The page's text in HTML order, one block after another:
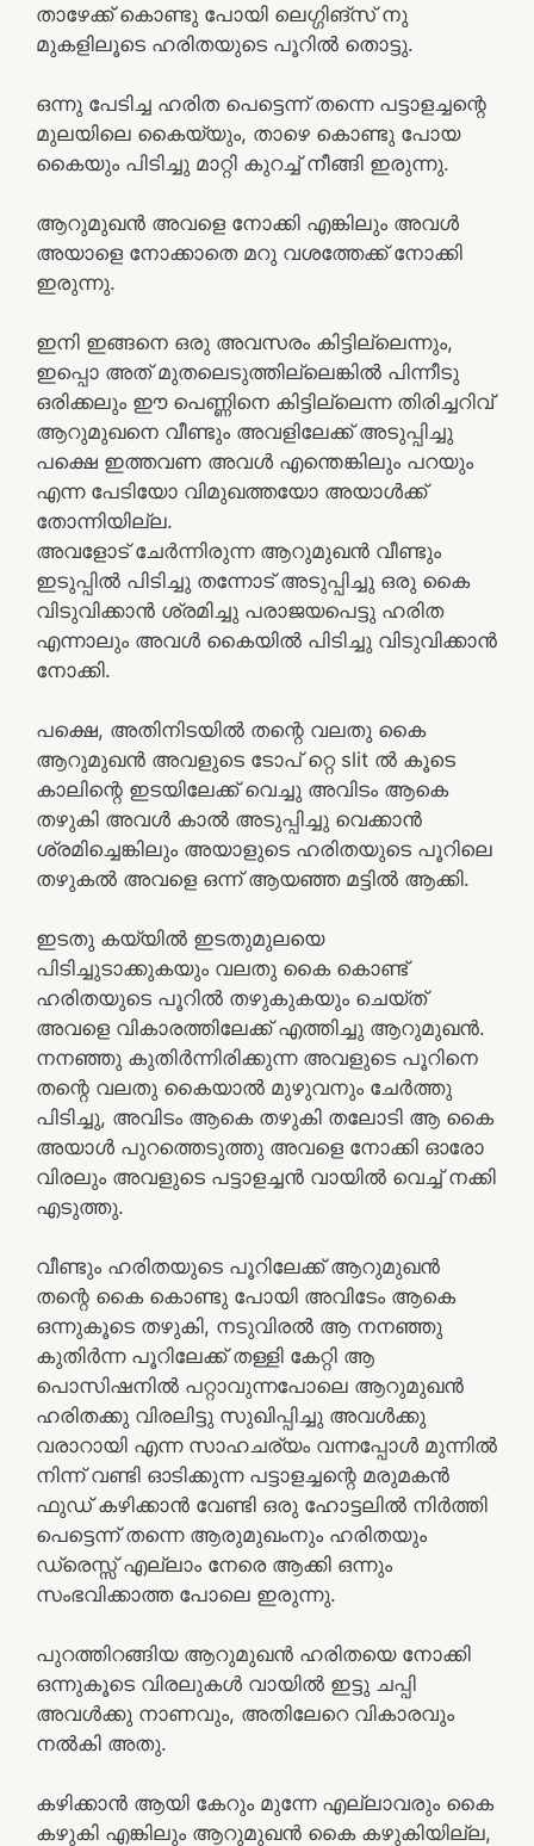
താഴേക്ക് കൊണ്ടു പോയി ലെഗ്ഗിങ്സ് നു
മുകളിലൂടെ ഹരിതയുടെ പൂറിൽ തൊട്ടു.
ഒന്നു പേടിച്ച ഹരിത പെട്ടെന്ന് തന്നെ പട്ടാളച്ചന്റെ
മുലയിലെ കൈയ്യും, താഴെ കൊണ്ടു പോയ
കൈയും പിടിച്ചു മാറ്റി കുറച്ച് നീങ്ങി ഇരുന്നു.
ആറുമുഖൻ അവളെ നോക്കി എങ്കിലും അവൾ
അയാളെ നോക്കാതെ മറു വശത്തേക്ക് നോക്കി
ഇരുന്നു.
ഇനി ഇങ്ങനെ ഒരു അവസരം കിട്ടില്ലെന്നും,
ഇപ്പൊ അത് മുതലെടുത്തില്ലെങ്കിൽ പിന്നീടു
ഒരിക്കലും ഈ പെണ്ണിനെ കിട്ടില്ലെന്ന തിരിച്ചറിവ്
ആറുമുഖനെ വീണ്ടും അവളിലേക്ക് അടുപ്പിച്ചു
പക്ഷെ ഇത്തവണ അവൾ എന്തെങ്കിലും പറയും
എന്ന പേടിയോ വിമുഖത്തയോ അയാൾക്ക്‌
തോന്നിയില്ല.
അവളോട് ചേർന്നിരുന്ന ആറുമുഖൻ വീണ്ടും
ഇടുപ്പിൽ പിടിച്ചു തന്നോട് അടുപ്പിച്ചു ഒരു കൈ
വിടുവിക്കാൻ ശ്രമിച്ചു പരാജയപെട്ടു ഹരിത
എന്നാലും അവൾ കൈയിൽ പിടിച്ചു വിടുവിക്കാൻ
നോക്കി.
പക്ഷെ, അതിനിടയിൽ തന്റെ വലതു കൈ
ആറുമുഖൻ അവളുടെ ടോപ് റ്റെ slit ൽ കൂടെ
കാലിന്റെ ഇടയിലേക്ക് വെച്ചു അവിടം ആകെ
തഴുകി അവൾ കാൽ അടുപ്പിച്ചു വെക്കാൻ
ശ്രമിച്ചെങ്കിലും അയാളുടെ ഹരിതയുടെ പൂറിലെ
തഴുകൽ അവളെ ഒന്ന് ആയഞ്ഞ മട്ടിൽ ആക്കി.
ഇടതു കയ്യിൽ ഇടതുമുലയെ
പിടിച്ചുടാക്കുകയും വലതു കൈ കൊണ്ട്
ഹരിതയുടെ പൂറിൽ തഴുകുകയും ചെയ്ത്
അവളെ വികാരത്തിലേക്ക് എത്തിച്ചു ആറുമുഖൻ.
നനഞ്ഞു കുതിർന്നിരിക്കുന്ന അവളുടെ പൂറിനെ
തന്റെ വലതു കൈയാൽ മുഴുവനും ചേർത്തു
പിടിച്ചു, അവിടം ആകെ തഴുകി തലോടി ആ കൈ
അയാൾ പുറത്തെടുത്തു അവളെ നോക്കി ഓരോ
വിരലും അവളുടെ പട്ടാളച്ചൻ വായിൽ വെച്ച് നക്കി
എടുത്തു.
വീണ്ടും ഹരിതയുടെ പൂറിലേക്ക് ആറുമുഖൻ
തന്റെ കൈ കൊണ്ടു പോയി അവിടേം ആകെ
ഒന്നുകൂടെ തഴുകി, നടുവിരൽ ആ നനഞ്ഞു
കുതിർന്ന പൂറിലേക്ക് തള്ളി കേറ്റി ആ
പൊസിഷനിൽ പറ്റാവുന്നപോലെ ആറുമുഖൻ
ഹരിതക്കു വിരലിട്ടു സുഖിപ്പിച്ചു അവൾക്കു
വരാറായി എന്ന സാഹചര്യം വന്നപ്പോൾ മുന്നിൽ
നിന്ന് വണ്ടി ഓടിക്കുന്ന പട്ടാളച്ചന്റെ മരുമകൻ
ഫുഡ്‌ കഴിക്കാൻ വേണ്ടി ഒരു ഹോട്ടലിൽ നിർത്തി
പെട്ടെന്ന് തന്നെ ആരുമുഖംനും ഹരിതയും
ഡ്രെസ്സ് എല്ലാം നേരെ ആക്കി ഒന്നും
സംഭവിക്കാത്ത പോലെ ഇരുന്നു.
പുറത്തിറങ്ങിയ ആറുമുഖൻ ഹരിതയെ നോക്കി
ഒന്നുകൂടെ വിരലുകൾ വായിൽ ഇട്ടു ചപ്പി
അവൾക്കു നാണവും, അതിലേറെ വികാരവും
നൽകി അതു.
കഴിക്കാൻ ആയി കേറും മുന്നേ എല്ലാവരും കൈ
കഴുകി എങ്കിലും ആറുമുഖൻ കൈ കഴുകിയില്ല,